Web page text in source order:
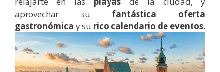
aprovechar su fantástica oferta
gastronómica y su rico calendario de eventos.